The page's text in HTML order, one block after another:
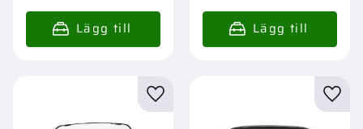
Lägg till i favoriter